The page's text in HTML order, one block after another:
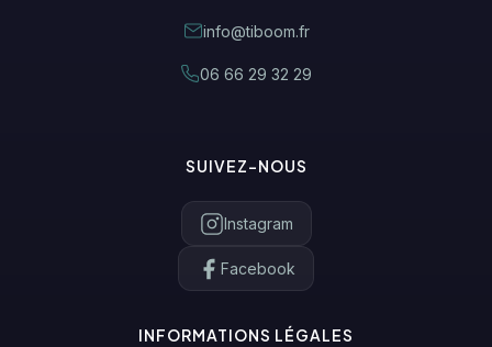
info@tiboom.fr
06 66 29 32 29
SUIVEZ-NOUS
Instagram
Facebook
INFORMATIONS LÉGALES